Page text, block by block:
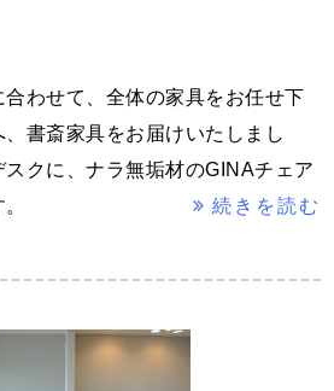
わせて、全体の家具をお任せ下
書斎家具をお届けいたしまし
クに、ナラ無垢材のGINAチェア
続きを読む